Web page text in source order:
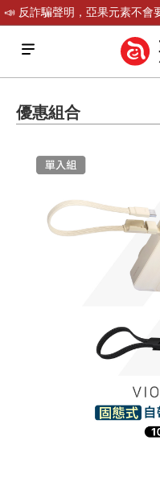
📣 反詐騙聲明，亞果元素不會
可致電(02)-2738-9900
優惠組合